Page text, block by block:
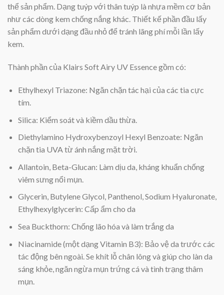
thể sản phẩm. Dạng tuýp với thân tuýp là nhựa mềm cơ bản
như các dòng kem chống nắng khác. Thiết kế phần đầu lấy
sản phẩm dưới dạng đầu nhỏ để tránh lãng phí mỗi lần lấy
kem.
Thành phần của Klairs Soft Airy UV Essence gồm có:
Ethylhexyl Triazone: Ngăn chặn tác hại của các tia cực
tím.
Silica: Kiểm soát và kiềm dầu thừa.
Diethylamino Hydroxybenzoyl Hexyl Benzoate: Ngăn
chặn tia UVA từ ánh nắng mặt trời.
Allantoin, Beta-Glucan: Làm dịu da, kháng khuẩn chống
viêm sưng nổi mụn.
Glycerin, Butylene Glycol, Panthenol, Sodium Hyaluronate,
Ethylhexylglycerin: Cấp ẩm cho da
Sea Buckthorn: Chống lão hóa và làm trắng da
Niacinamide (một dạng Vitamin B3): Bảo vệ da trước các
tác động bên ngoài. Se khít lỗ chân lông và giúp cho làn da
sáng khỏe, ngăn ngừa mụn trứng cá và tình trạng thâm
mụn.